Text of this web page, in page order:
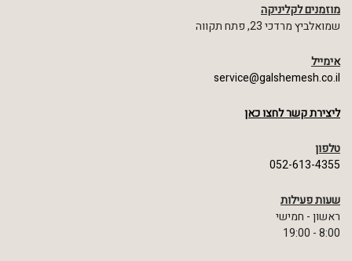
מוזמנים לקליניקה
שמואלביץ מרדכי 23, פתח תקווה
אימייל
service@galshemesh.co.il
ליצירת קשר לחצו כאן
טלפון
052-613-4355
שעות פעילות
ראשון - חמישי
8:00 - 19:00